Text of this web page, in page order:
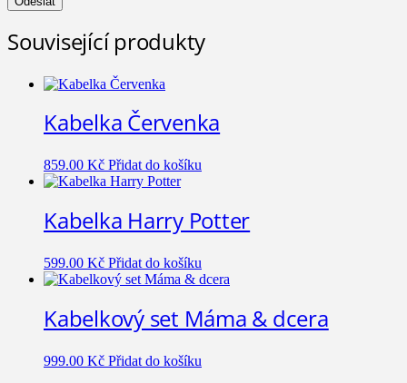
Související produkty
Kabelka Červenka
859.00 Kč Přidat do košíku
Kabelka Harry Potter
599.00 Kč Přidat do košíku
Kabelkový set Máma & dcera
999.00 Kč Přidat do košíku